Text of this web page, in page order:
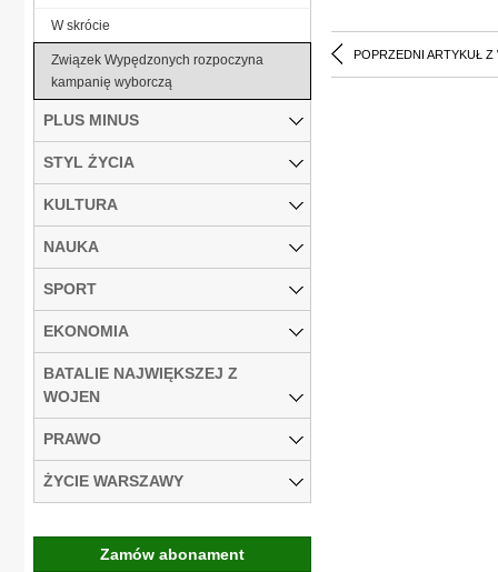
POPRZEDNI ARTYKUŁ Z
W skrócie
Związek Wypędzonych rozpoczyna
kampanię wyborczą
PLUS MINUS
STYL ŻYCIA
KULTURA
NAUKA
SPORT
EKONOMIA
BATALIE NAJWIĘKSZEJ Z
WOJEN
PRAWO
ŻYCIE WARSZAWY
Zamów abonament